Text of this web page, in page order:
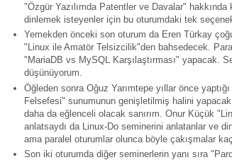
"Özgür Yazılımda Patentler ve Davalar"
dinlemek isteyenler için bu oturumdaki tek
Yemekden önceki son oturum da Eren Türkay
"Linux ile Amatör Telsizcilik"den bahsedecek.
"MariaDB vs MySQL Karşılaştırması" yapacak.
düşünüyorum.
Öğleden sonra Oğuz Yarımtepe yıllar önce
Felsefesi" sunumunun genişletilmiş halini
daha da eğlenceli olacak sanırım. Onur Küçük
anlatsaydı da Linux-Do seminerini anlatanlar ve
ama paralel oturumlar olunca böyle çakışmalar
Son iki oturumda diğer seminerlerin yanı sıra